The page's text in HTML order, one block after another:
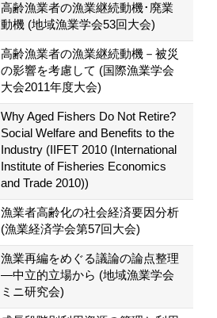
高齢漁業者の漁業継続動機･廃業
動機 (地域漁業学会53回大会)
高齢漁業者の漁業継続動機－被災
の影響を考慮して (国際漁業学会
大会2011年度大会)
Why Aged Fishers Do Not Retire?
Social Welfare and Benefits to the
Industry (IIFET 2010 (International
Institute of Fisheries Economics
and Trade 2010))
漁業者高齢化の社会経済要因分析
(漁業経済学会第57回大会)
漁業再編をめぐる議論の論点整理
―中立的立場から (地域漁業学会
ミニ研究会)